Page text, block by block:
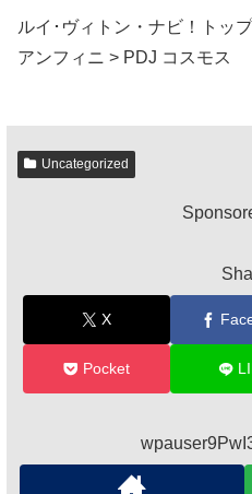
ルイ･ヴィトン・ナビ！トッ
アンフィニ > PDJ コスモス
Uncategorized
X
Pocket